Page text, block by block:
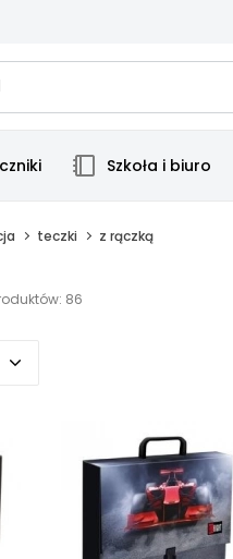
Szkoła i biuro
teczki z rączką
86